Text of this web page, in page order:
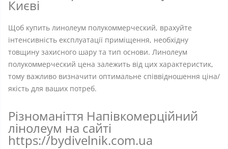
Києві
Щоб купить линолеум полукоммерческий, врахуйте
інтенсивність експлуатації приміщення, необхідну
товщину захисного шару та тип основи. Линолеум
полукоммерческий цена залежить від цих характеристик,
тому важливо визначити оптимальне співвідношення ціна/
якість для ваших потреб.
Різноманіття Напівкомерційний
лінолеум на сайті
https://bydivelnik.com.ua